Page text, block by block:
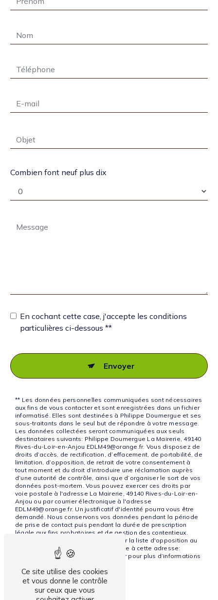
Combien font neuf plus dix
En cochant cette case, j'accepte les conditions
particulières ci-dessous **
Envoyer
** Les données personnelles communiquées sont nécessaires
aux fins de vous contacter et sont enregistrées dans un fichier
informatisé. Elles sont destinées à Philippe Doumergue et ses
sous-traitants dans le seul but de répondre à votre message.
Les données collectées seront communiquées aux seuls
destinataires suivants: Philippe Doumergue La Mairerie, 49140
Rives-du-Loir-en-Anjou EDLM49@orange.fr. Vous disposez de
droits d’accès, de rectification, d’effacement, de portabilité, de
limitation, d’opposition, de retrait de votre consentement à
tout moment et du droit d’introduire une réclamation auprès
d’une autorité de contrôle, ainsi que d’organiser le sort de vos
données post-mortem. Vous pouvez exercer ces droits par
voie postale à l'adresse La Mairerie, 49140 Rives-du-Loir-en-
Anjou ou par courrier électronique à l'adresse
EDLM49@orange.fr. Un justificatif d'identité pourra vous être
demandé. Nous conservons vos données pendant la période
de prise de contact puis pendant la durée de prescription
légale aux fins probatoires et de gestion des contentieux.
Vous avez le droit de vous inscrire sur la liste d'opposition au
démarchage téléphonique, disponible à cette adresse:
Bloctel.gouv.fr. Consultez le site cnil.fr pour plus d’informations
Ce site utilise des cookies
et vous donne le contrôle
sur ceux que vous